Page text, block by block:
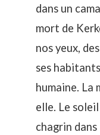
dans un
mort de
nos yeux,
ses
humaine. La
elle. Le
chagrin